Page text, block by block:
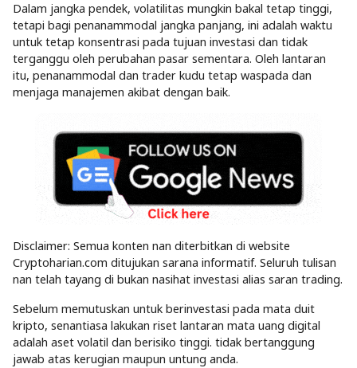
Dalam jangka pendek, volatilitas mungkin bakal tetap tinggi,
tetapi bagi penanammodal jangka panjang, ini adalah waktu
untuk tetap konsentrasi pada tujuan investasi dan tidak
terganggu oleh perubahan pasar sementara. Oleh lantaran
itu, penanammodal dan trader kudu tetap waspada dan
menjaga manajemen akibat dengan baik.
Disclaimer: Semua konten nan diterbitkan di website
Cryptoharian.com ditujukan sarana informatif. Seluruh tulisan
nan telah tayang di bukan nasihat investasi alias saran trading.
Sebelum memutuskan untuk berinvestasi pada mata duit
kripto, senantiasa lakukan riset lantaran mata uang digital
adalah aset volatil dan berisiko tinggi. tidak bertanggung
jawab atas kerugian maupun untung anda.